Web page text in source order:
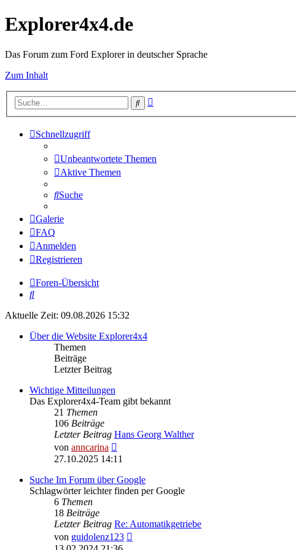
Explorer4x4.de
Das Forum zum Ford Explorer in deutscher Sprache
Zum Inhalt
Suche
Schnellzugriff
Unbeantwortete Themen
Aktive Themen
Suche
Galerie
FAQ
Anmelden
Registrieren
Foren-Übersicht
Suche
Aktuelle Zeit: 09.08.2026 15:32
Über die Website Explorer4x4
Themen
Beiträge
Letzter Beitrag
Wichtige Mitteilungen
Das Explorer4x4-Team gibt bekannt
21 Themen
106 Beiträge
Letzter Beitrag Hans Georg Walther
von anncarina
Beitrag
27.10.2025 14:11
Suche Im Forum über Google
Schlagwörter leichter finden per Google
6 Themen
18 Beiträge
Letzter Beitrag Re: Automatikgetriebe
von guidolenz123